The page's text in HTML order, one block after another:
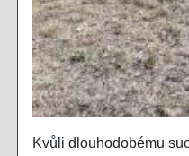
Kvůli dlouhodobému